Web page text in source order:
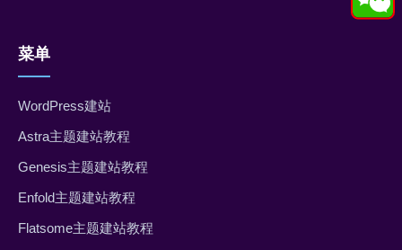
菜单
WordPress建站
Astra主题建站教程
Genesis主题建站教程
Enfold主题建站教程
Flatsome主题建站教程